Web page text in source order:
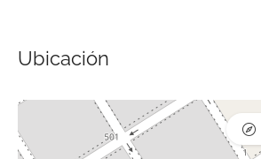
Ubicación